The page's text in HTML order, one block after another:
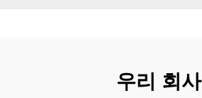
우리 회사